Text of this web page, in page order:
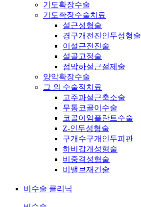
기도확장수술
기도확장수술치료
설근성형술
경구개전진인두성형술
이설근전진술
설골고정술
점막하설근절제술
양악확장수술
그 외 수술적치료
고주파설근축소술
무통코골이수술
코골이임플란트수술
Z-인두성형술
구개수구개인두피판
하비갑개성형술
비중격성형술
비밸브재건술
비수술 클리닉